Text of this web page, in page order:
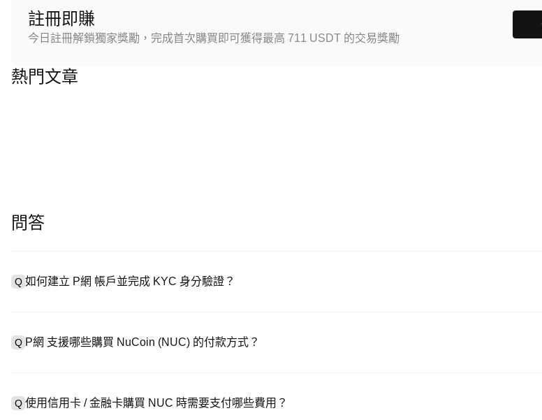
註冊即賺
今日註冊解鎖獨家獎勵，完成首次購買即可獲得最高 711 USDT 的交易獎勵
熱門文章
問答
Q 如何建立 P網 帳戶並完成 KYC 身分驗證？
Q P網 支援哪些購買 NuCoin (NUC) 的付款方式？
易，提供客製化報價。
Q 使用信用卡 / 金融卡購買 NUC 時需要支付哪些費用？